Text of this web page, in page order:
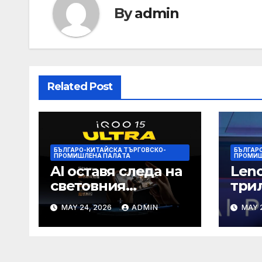
Byadmin
Related Post
БЪЛГАРО-КИТАЙСКА ТЪРГОВСКО-
ПРОМИШЛЕНА ПАЛAТА
AI оставя следа на
световния
телефонен пазар
MAY 24, 2026 ADMIN MAY